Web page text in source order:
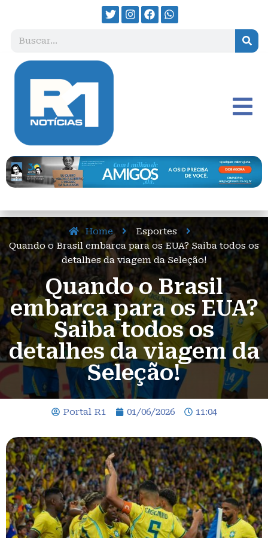
Home
Esportes
Quando o Brasil embarca para os EUA? Saiba todos os
detalhes da viagem da Seleção!
Quando o Brasil
embarca para os EUA?
Saiba todos os
detalhes da viagem da
Seleção!
Portal R1 01/06/2026 11:04